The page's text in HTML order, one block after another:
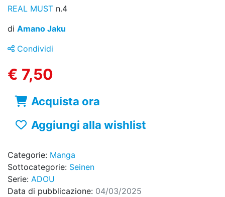
REAL MUST n.4
di Amano Jaku
Condividi
€ 7,50
Acquista ora
Aggiungi alla wishlist
Categorie: Manga
Sottocategorie: Seinen
Serie: ADOU
Data di pubblicazione: 04/03/2025